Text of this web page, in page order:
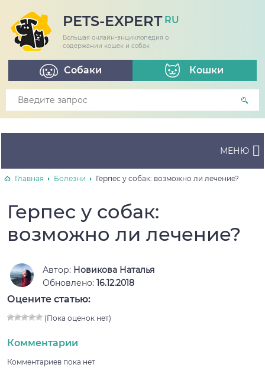
PETS-EXPERT RU
Большая онлайн-энциклопедия о
содержании кошек и собак
Собаки Кошки
МЕНЮ
Главная Болезни Герпес у собак: возможно ли лечение?
Герпес у собак:
возможно ли лечение?
Автор: Новикова Наталья
Обновлено: 16.12.2018
Оцените статью:
(Пока оценок нет)
Комментарии
Комментариев пока нет